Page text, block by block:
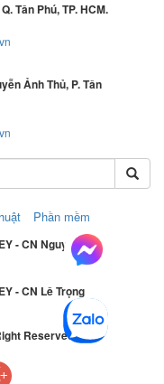
Tân Phú, TP. HCM.
Ảnh Thủ, P. Tân
Phần mềm
- CN Nguyễn
- CN Lê Trọng
Reserved.